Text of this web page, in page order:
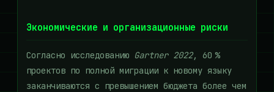
Экономические и организационные риски
Согласно исследованию Gartner 2022, 60 %
проектов по полной миграции к новому языку
заканчиваются с превышением бюджета более чем